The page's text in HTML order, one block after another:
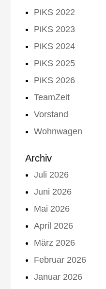
PiKS 2022
PiKS 2023
PiKS 2024
PiKS 2025
PiKS 2026
TeamZeit
Vorstand
Wohnwagen
Archiv
Juli 2026
Juni 2026
Mai 2026
April 2026
März 2026
Februar 2026
Januar 2026